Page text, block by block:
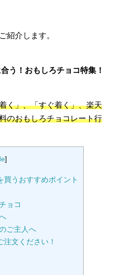
紹介します。
う！おもしろチョコ特集！
く」、「すぐ着く」、楽天
のおもしろチョコレート行
]
買うおすすめポイント
ョコ
ご主人へ
文ください！